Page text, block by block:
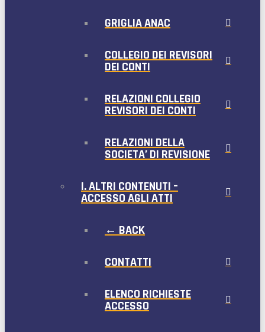
GRIGLIA ANAC
COLLEGIO DEI REVISORI
DEI CONTI
RELAZIONI COLLEGIO
REVISORI DEI CONTI
RELAZIONI DELLA
SOCIETA’ DI REVISIONE
I. ALTRI CONTENUTI –
ACCESSO AGLI ATTI
← BACK
CONTATTI
ELENCO RICHIESTE
ACCESSO